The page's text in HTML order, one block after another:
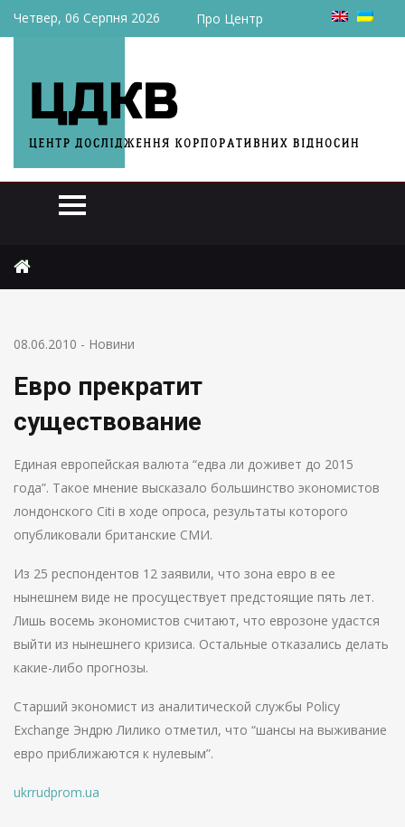
Четвер, 06 Серпня 2026 Про Центр
08.06.2010 - Новини
Евро прекратит
существование
Единая европейская валюта “едва ли доживет до 2015
года”. Такое мнение высказало большинство экономистов
лондонского Citi в ходе опроса, результаты которого
опубликовали британские СМИ.
Из 25 респондентов 12 заявили, что зона евро в ее
нынешнем виде не просуществует предстоящие пять лет.
Лишь восемь экономистов считают, что еврозоне удастся
выйти из нынешнего кризиса. Остальные отказались делать
какие-либо прогнозы.
Старший экономист из аналитической службы Policy
Exchange Эндрю Лилико отметил, что “шансы на выживание
евро приближаются к нулевым”.
ukrrudprom.ua